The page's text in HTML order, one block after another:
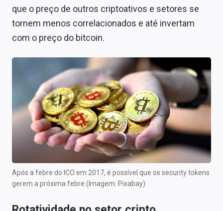
que o preço de outros criptoativos e setores se
tornem menos correlacionados e até invertam
com o preço do bitcoin.
Após a febre do ICO em 2017, é possível que os security tokens
gerem a próxima febre (Imagem: Pixabay)